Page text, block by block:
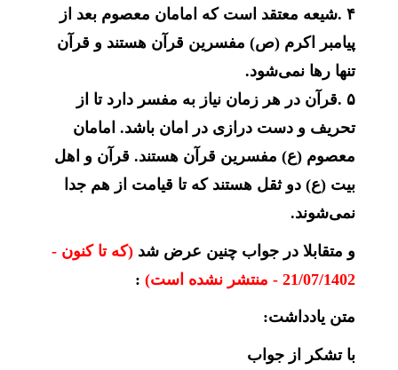
۴ .شیعه معتقد است که امامان معصوم بعد از
پیامبر اکرم (ص) مفسرین قرآن هستند و قرآن
تنها رها نمی‌شود.
۵ .قرآن در هر زمان نیاز به مفسر دارد تا از
تحریف و دست درازی در امان باشد. امامان
معصوم (ع) مفسرین قرآن هستند. قرآن و اهل
بیت (ع) دو ثقل هستند که تا قیامت از هم جدا
نمی‌شوند.
و متقابلا در جواب چنین عرض شد (که تا کنون -
21/07/1402 - منتشر نشده است)
:
متن یادداشت:
با تشکر از جواب